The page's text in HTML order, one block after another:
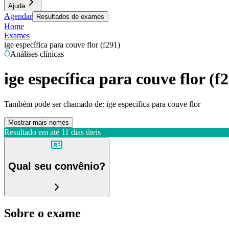
Ajuda
Agendar Resultados de exames
Home
Exames
ige específica para couve flor (f291)
Análises clínicas
ige específica para couve flor
Também pode ser chamado de: ige especifica para couve flor
Mostrar mais nomes
Resultado em até 11 dias úteis
Qual seu convênio?
Sobre o exame